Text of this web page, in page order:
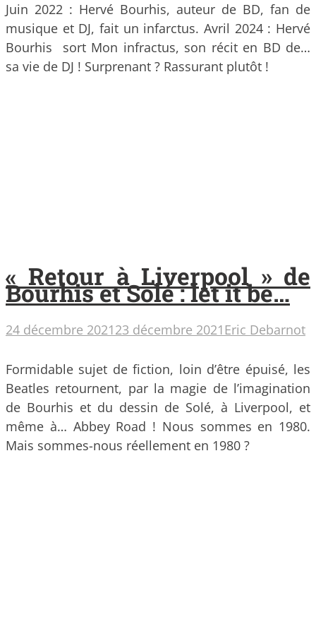
Juin 2022 : Hervé Bourhis, auteur de BD, fan de
musique et DJ, fait un infarctus. Avril 2024 : Hervé
Bourhis sort Mon infractus, son récit en BD de…
sa vie de DJ ! Surprenant ? Rassurant plutôt !
« Retour à Liverpool » de
Bourhis et Solé : let it be…
24 décembre 202123 décembre 2021 Eric Debarnot
Formidable sujet de fiction, loin d’être épuisé, les
Beatles retournent, par la magie de l’imagination
de Bourhis et du dessin de Solé, à Liverpool, et
même à… Abbey Road ! Nous sommes en 1980.
Mais sommes-nous réellement en 1980 ?